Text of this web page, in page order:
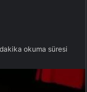
okuma süresi